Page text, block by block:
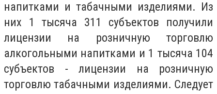
напитками и табачными изделиями. Из
них 1 тысяча 311 субъектов получили
лицензии на розничную торговлю
алкогольными напитками и 1 тысяча 104
субъектов - лицензии на розничную
торговлю табачными изделиями. Следует